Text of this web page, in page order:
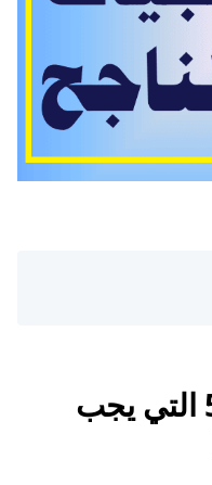
المهارات التقنية الـ 5 التي يجب